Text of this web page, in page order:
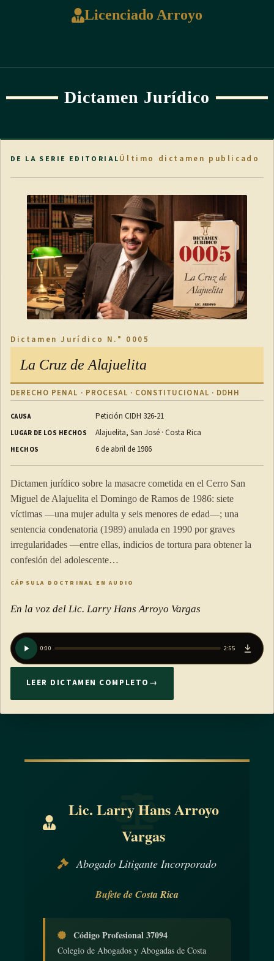
Licenciado Arroyo
Dictamen Jurídico
DE LA SERIE EDITORIALÚltimo dictamen publicado
Dictamen Jurídico N.° 0005
La Cruz de Alajuelita
DERECHO PENAL · PROCESAL · CONSTITUCIONAL · DDHH
CAUSA Petición CIDH 326-21
LUGAR DE LOS HECHOS Alajuelita, San José · Costa Rica
HECHOS 6 de abril de 1986
Dictamen jurídico sobre la masacre cometida en el Cerro San
Miguel de Alajuelita el Domingo de Ramos de 1986: siete
víctimas —una mujer adulta y seis menores de edad—; una
sentencia condenatoria (1989) anulada en 1990 por graves
irregularidades —entre ellas, indicios de tortura para obtener la
confesión del adolescente…
CÁPSULA DOCTRINAL EN AUDIO
En la voz del Lic. Larry Hans Arroyo Vargas
0:00 2:55
LEER DICTAMEN COMPLETO →
Lic. Larry Hans Arroyo
Vargas
Abogado Litigante Incorporado
Bufete de Costa Rica
Código Profesional 37094
Colegio de Abogados y Abogadas de Costa